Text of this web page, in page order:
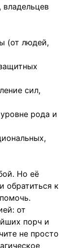
(от людей,
сил,
рода и
Но её
обратиться к
от
порч и
не просто